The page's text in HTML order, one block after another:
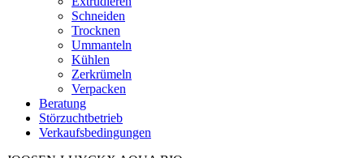
Schneiden
Trocknen
Ummanteln
Kühlen
Zerkrümeln
Verpacken
Beratung
Störzuchtbetrieb
Verkaufsbedingungen